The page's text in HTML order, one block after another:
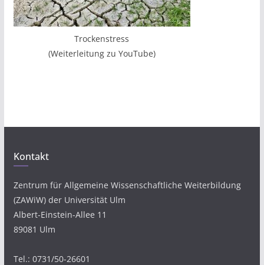
Trockenstress
(Weiterleitung zu YouTube)
Kontakt
Zentrum für Allgemeine Wissenschaftliche Weiterbildung
(ZAWiW) der Universität Ulm
Albert-Einstein-Allee 11
89081 Ulm
Tel.: 0731/50-26601